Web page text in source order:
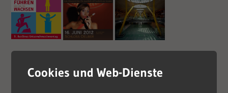
Cookies und Web-Dienste